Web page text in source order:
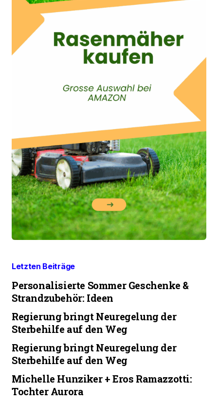
Letzten Beiträge
Personalisierte Sommer Geschenke &
Strandzubehör: Ideen
Regierung bringt Neuregelung der
Sterbehilfe auf den Weg
Regierung bringt Neuregelung der
Sterbehilfe auf den Weg
Michelle Hunziker + Eros Ramazzotti:
Tochter Aurora